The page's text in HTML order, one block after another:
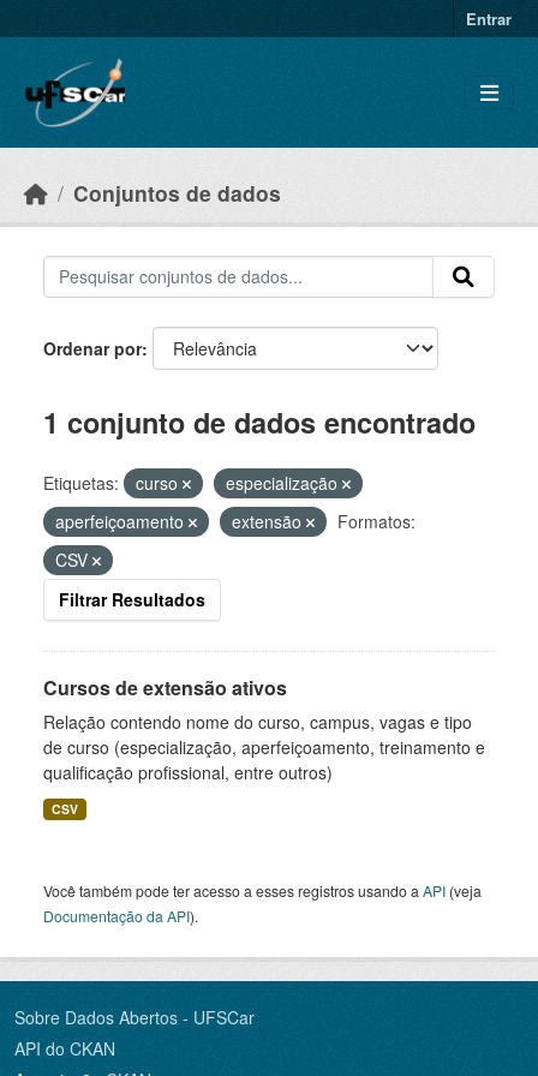
Entrar
Conjuntos de dados
Ordenar por
1 conjunto de dados encontrado
Etiquetas: curso
especialização
aperfeiçoamento
extensão
Formatos:
CSV
Filtrar Resultados
Cursos de extensão ativos
Relação contendo nome do curso, campus, vagas e tipo
de curso (especialização, aperfeiçoamento, treinamento e
qualificação profissional, entre outros)
CSV
Você também pode ter acesso a esses registros usando a API (veja
Documentação da API).
Sobre Dados Abertos - UFSCar
API do CKAN